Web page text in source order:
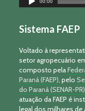
Sistema FAEP
Voltado à
setor agropecuário
composto pela
Paraná (FAEP) , pelo
do Paraná (SENAR-PR)
atuação da FAEP é
legal dos milhares de